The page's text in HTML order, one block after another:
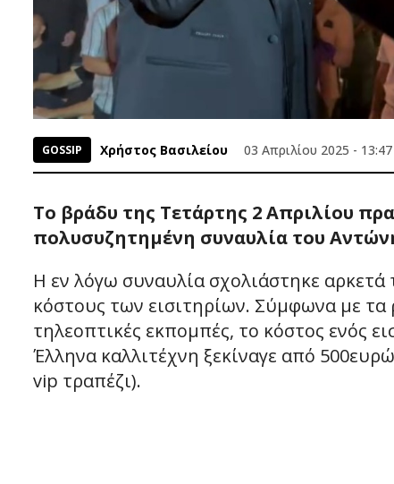
GOSSIP Χρήστος Βασιλείου 03 Απριλίου 2025 - 13:47
Το βράδυ της Τετάρτης 2 Απριλίου
πολυσυζητημένη συναυλία του
Η εν λόγω συναυλία σχολιάστηκε
κόστους των εισιτηρίων. Σύμφωνα με
τηλεοπτικές εκπομπές, το κόστος ενός
Έλληνα καλλιτέχνη ξεκίναγε από
vip τραπέζι).